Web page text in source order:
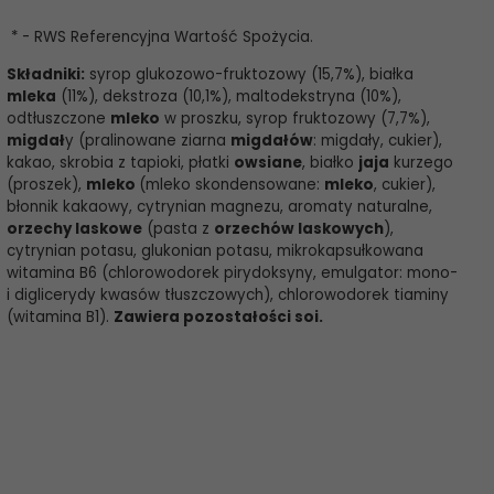
* - RWS Referencyjna Wartość Spożycia.
Składniki: syrop glukozowo-fruktozowy (15,7%), białka
mleka (11%), dekstroza (10,1%), maltodekstryna (10%),
odtłuszczone mleko w proszku, syrop fruktozowy (7,7%),
migdały (pralinowane ziarna migdałów: migdały, cukier),
kakao, skrobia z tapioki, płatki owsiane, białko jaja kurzego
(proszek), mleko (mleko skondensowane: mleko, cukier),
błonnik kakaowy, cytrynian magnezu, aromaty naturalne,
orzechy laskowe (pasta z orzechów laskowych),
cytrynian potasu, glukonian potasu, mikrokapsułkowana
witamina B6 (chlorowodorek pirydoksyny, emulgator: mono-
i diglicerydy kwasów tłuszczowych), chlorowodorek tiaminy
(witamina B1). Zawiera pozostałości soi.